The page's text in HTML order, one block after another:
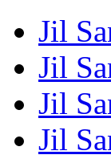
Jil
Jil
Jil
Jil